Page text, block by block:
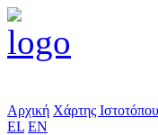
Αρχική Χάρτης Ιστοτόπου
EL EN